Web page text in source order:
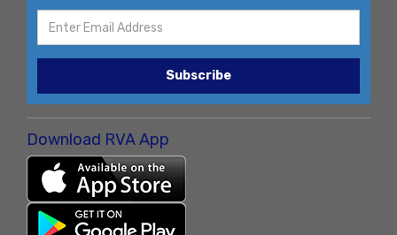
Subscribe
Download RVA App